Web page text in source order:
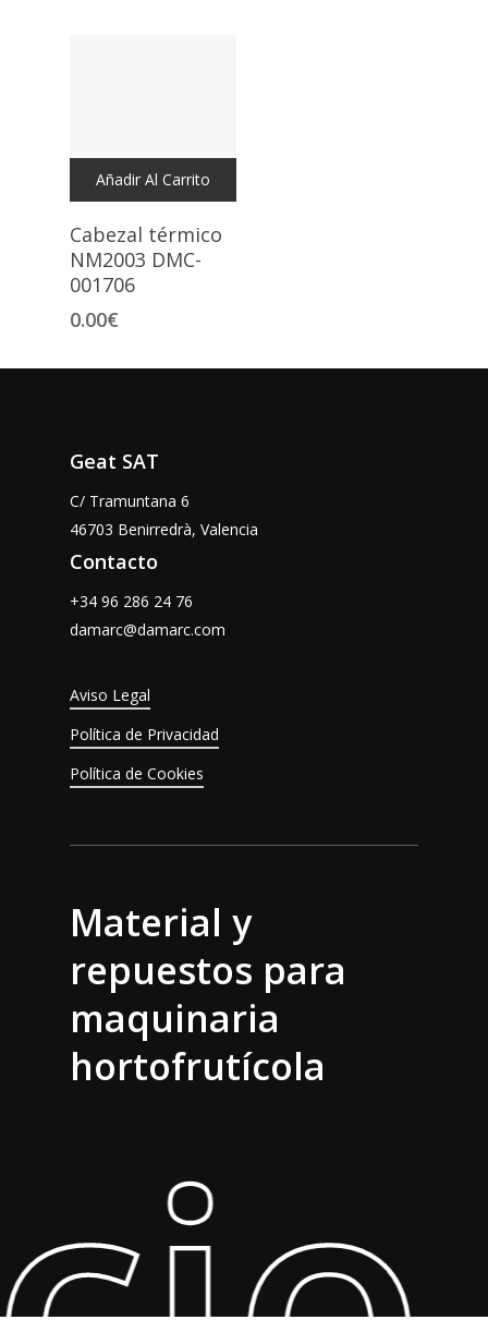
Añadir Al Carrito
Cabezal térmico
NM2003 DMC-
001706
0.00€
Geat SAT
C/ Tramuntana 6
46703 Benirredrà, Valencia
Contacto
+34 96 286 24 76
damarc@damarc.com
Aviso Legal
Política de Privacidad
Política de Cookies
Material y
repuestos para
maquinaria
hortofrutícola